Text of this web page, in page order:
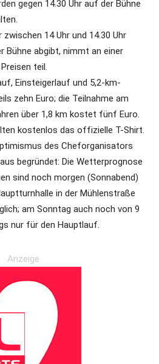
gegen 14.30 Uhr auf der Bühne
14 Uhr und 14.30 Uhr
Bühne abgibt, nimmt an einer
teil.
Einsteigerlauf und 5,2-km-
zehn Euro; die Teilnahme am
über 1,8 km kostet fünf Euro.
kostenlos das offizielle T-Shirt.
des Cheforganisators
begründet: Die Wetterprognose
sind noch morgen (Sonnabend)
in der Mühlenstraße
am Sonntag auch noch von 9
nur für den Hauptlauf.
Anzeige